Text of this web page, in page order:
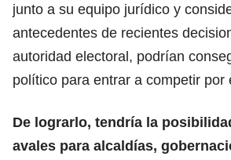
junto a su equipo jurídico y
antecedentes de recientes
autoridad electoral, podrían
político para entrar a competir por
De lograrlo, tendría la
avales para alcaldías,